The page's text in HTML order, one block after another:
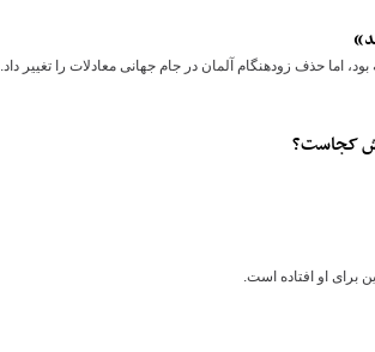
اما حذف زودهنگام آلمان در جام جهانی معادلات را تغییر داد.
کجاست؟
برای او افتاده است.